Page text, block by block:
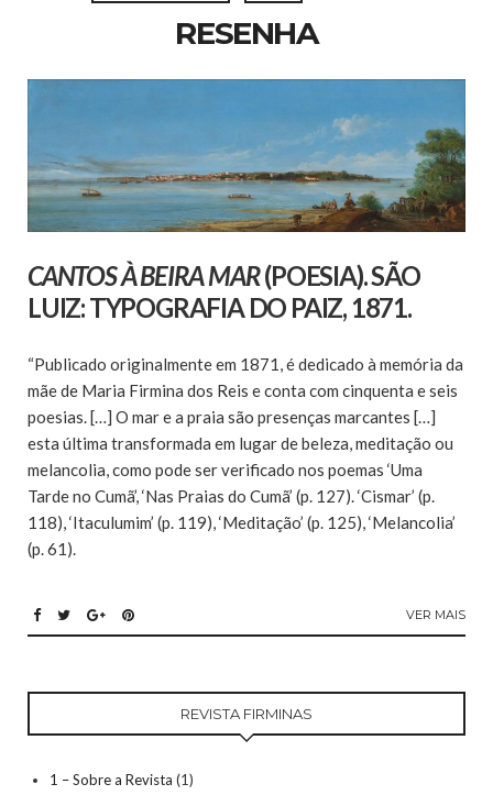
RESENHA
CANTOS À BEIRA MAR(POESIA).SÃO
LUIZ: TYPOGRAFIA DO PAIZ, 1871.
“Publicado originalmente em 1871, é dedicado à memória da
mãe de Maria Firmina dos Reis e conta com cinquenta e seis
poesias. […] O mar e a praia são presenças marcantes […]
esta última transformada em lugar de beleza, meditação ou
melancolia, como pode ser verificado nos poemas ‘Uma
Tarde no Cumã’, ‘Nas Praias do Cumã’ (p. 127). ‘Cismar’ (p.
118), ‘Itaculumim’ (p. 119), ‘Meditação’ (p. 125), ‘Melancolia’
(p. 61).
VER MAIS
REVISTA FIRMINAS
1 – Sobre a Revista (1)